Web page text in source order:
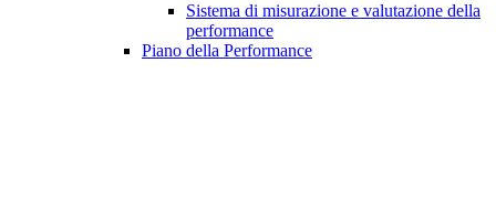
Sistema di misurazione e valutazione della
performance
Piano della Performance